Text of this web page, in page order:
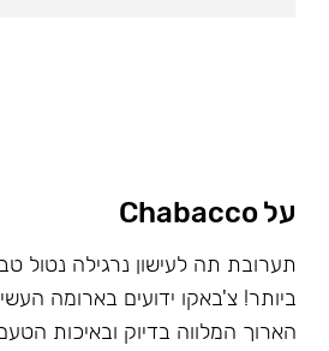
על Chabacco
תערובת תה לעישון נרגילה נטול
ביותר! צ'באקו ידועים בארומה
הארוך המלווה בדיוק ובאיכות